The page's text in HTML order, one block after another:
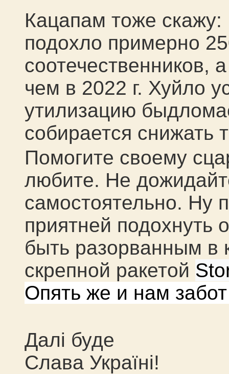
Кацапам тоже скажу:
подохло примерно
соотечественников,
чем в 2022 г. Хуйло
утилизацию
собирается снижать
Помогите своему
любите. Не
самостоятельно. Ну
приятней подохнуть
быть разорванным в
скрепной ракетой
Опять же и нам
Далі буде
Слава Україні!